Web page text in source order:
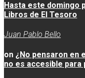
Hasta este domingo
Libros de El Tesoro
Juan Pablo Bello
on ¿No pensaron en
no es accesible para